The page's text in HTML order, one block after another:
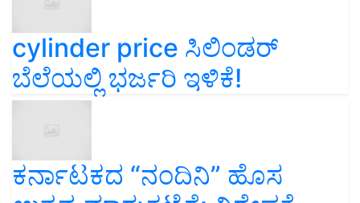
cylinder price ಸಿಲಿಂಡರ್‌
ಬೆಲೆಯಲ್ಲಿ ಭರ್ಜರಿ ಇಳಿಕೆ!
ಕರ್ನಾಟಕದ “ನಂದಿನಿ” ಹೊಸ
ಉತ್ಪನ್ನ ಮಾರುಕಟ್ಟೆಗೆ: ವಿಶೇಷತೆ